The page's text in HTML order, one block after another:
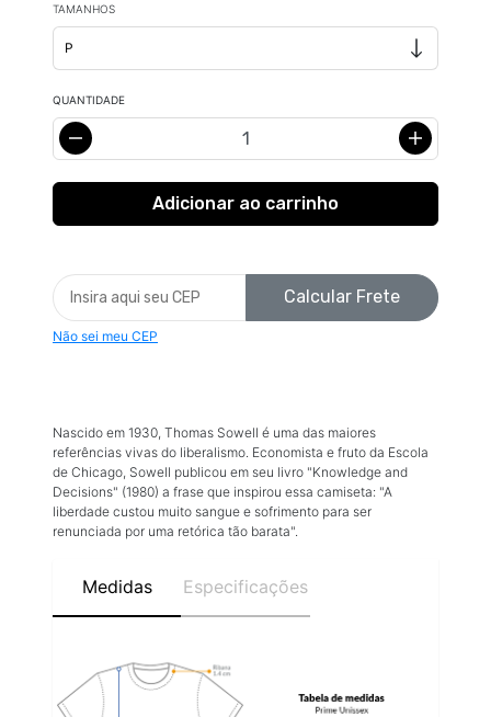
TAMANHOS
QUANTIDADE
Calcular Frete
Não sei meu CEP
Nascido em 1930, Thomas Sowell é uma das maiores
referências vivas do liberalismo. Economista e fruto da Escola
de Chicago, Sowell publicou em seu livro "Knowledge and
Decisions" (1980) a frase que inspirou essa camiseta: "A
liberdade custou muito sangue e sofrimento para ser
renunciada por uma retórica tão barata".
Medidas Especificações